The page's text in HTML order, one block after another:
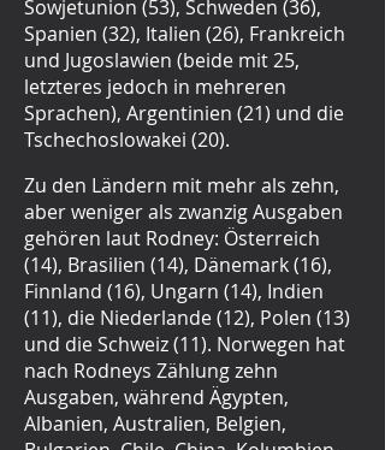
Sowjetunion (53), Schweden (36),
Spanien (32), Italien (26), Frankreich
und Jugoslawien (beide mit 25,
letzteres jedoch in mehreren
Sprachen), Argentinien (21) und die
Tschechoslowakei (20).
Zu den Ländern mit mehr als zehn,
aber weniger als zwanzig Ausgaben
gehören laut Rodney: Österreich
(14), Brasilien (14), Dänemark (16),
Finnland (16), Ungarn (14), Indien
(11), die Niederlande (12), Polen (13)
und die Schweiz (11). Norwegen hat
nach Rodneys Zählung zehn
Ausgaben, während Ägypten,
Albanien, Australien, Belgien,